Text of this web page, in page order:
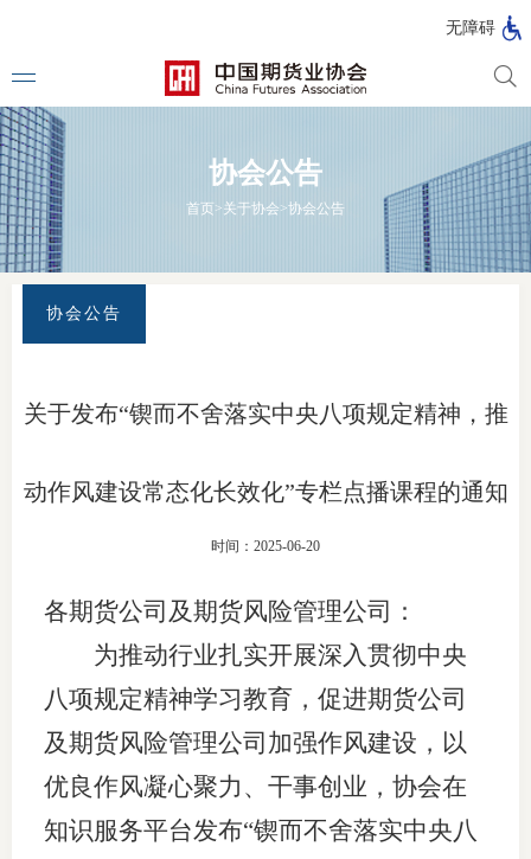
无障碍
法律法
行政法
自律规
资产管
协会公告
首页>关于协会>协会公告
协会公告
关于发布“锲而不舍落实中央八项规定精神，推
动作风建设常态化长效化”专栏点播课程的通知
时间：2025-06-20
各期货公司及期货风险管理公司：
为推动行业扎实开展深入贯彻中央
八项规定精神学习教育，促进期货公司
及期货风险管理公司加强作风建设，以
优良作风凝心聚力、干事创业，协会在
知识服务平台发布“锲而不舍落实中央八
市
期
货
公
司
风
险
管
理
公
司
资
产
管
理
公
司
货
投
受
理
渠
道